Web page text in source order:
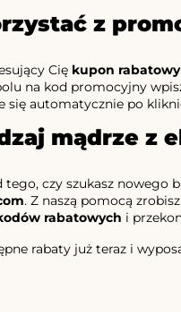
z
Cię kupon rabatowy
na kod promocyjny
się automatycznie po
mądrze z
tego, czy szukasz nowego
. Z naszą pomocą
rabatowych i
rabaty już teraz i